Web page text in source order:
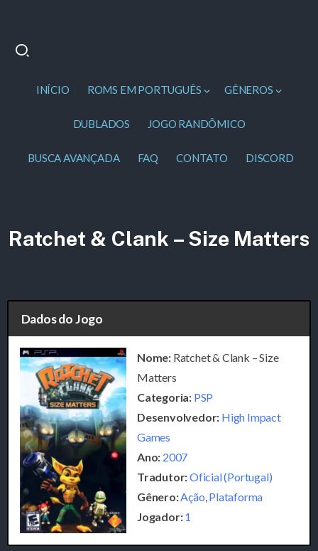
INÍCIO ROMS EM PORTUGUÊS GÊNEROS
DUBLADOS JOGO RANDÔMICO
BUSCA AVANÇADA FAQ CONTATO DISCORD
Ratchet & Clank – Size Matters
Dados do Jogo
Nome: Ratchet & Clank – Size
Matters
Categoria: PSP
Desenvolvedor: High Impact
Games
Ano: 2007
Tradutor:Oficial (Portugal)
Gênero:Ação Plataforma
Jogador:1